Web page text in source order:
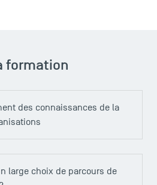
formation
des connaissances de la
large choix de parcours de